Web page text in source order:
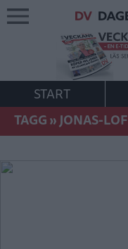
START
TAGG»JONAS-LOF